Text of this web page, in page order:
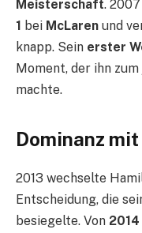
Meisterschaft.
1 bei McLaren und
knapp. Sein erster
Moment, der ihn
machte.
Dominanz
2013 wechselte
Entscheidung, die
besiegelte. Von